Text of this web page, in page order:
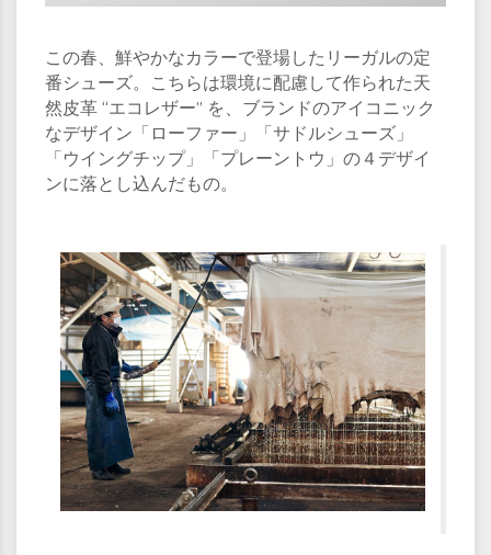
この春、鮮やかなカラーで登場したリーガルの定
番シューズ。こちらは環境に配慮して作られた天
然皮革 “エコレザー” を、ブランドのアイコニック
なデザイン「ローファー」「サドルシューズ」
「ウイングチップ」「プレーントウ」の４デザイ
ンに落とし込んだもの。